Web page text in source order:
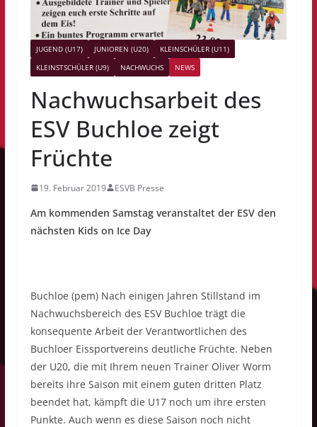
JUGEND (U17) JUNIOREN (U20)
KLEINSCHÜLER (U11)
KLEINSTSCHÜLER (U9)
NACHWUCHS NEWS
Nachwuchsarbeit des
ESV Buchloe zeigt
Früchte
19. Februar 2019 ESVB Presse
Am kommenden Samstag veranstaltet der ESV den
nächsten Kids on Ice Day
Buchloe (pem) Nach einigen Jahren Stillstand im
Nachwuchsbereich des ESV Buchloe trägt die
konsequente Arbeit der Verantwortlichen des
Buchloer Eissportvereins deutliche Früchte. Neben
der U20, die mit Ihrem neuen Trainer Oliver Worm
bereits ihre Saison mit einem guten dritten Platz
beendet hat, kämpft die U17 noch um ihre ersten
Punkte. Auch wenn es diese Saison noch nicht